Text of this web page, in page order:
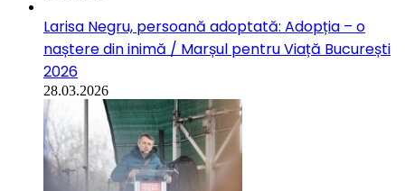
Larisa Negru, persoană adoptată: Adopția – o
naștere din inimă / Marșul pentru Viață București
2026
28.03.2026